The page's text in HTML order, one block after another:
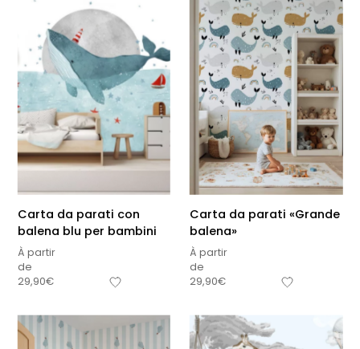
Carta da parati con
balena blu per bambini
À partir
de
29,90€
Carta da parati «Grande
balena»
À partir
de
29,90€